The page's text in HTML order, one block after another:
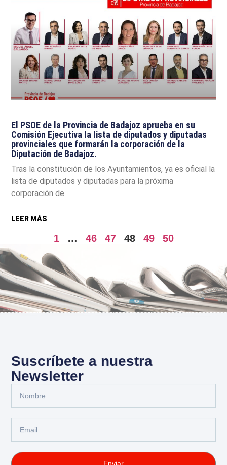
El PSOE de la Provincia de Badajoz aprueba en su
Comisión Ejecutiva la lista de diputados y diputadas
provinciales que formarán la corporación de la
Diputación de Badajoz.
Tras la constitución de los Ayuntamientos, ya es oficial la
lista de diputados y diputadas para la próxima
corporación de
LEER MÁS
1 … 46 47 48 49 50
Suscríbete a nuestra
Newsletter